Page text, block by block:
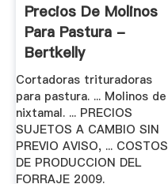
Precios De Molinos
Para Pastura -
Bertkelly
Cortadoras trituradoras
para pastura. ... Molinos de
nixtamal. ... PRECIOS
SUJETOS A CAMBIO SIN
PREVIO AVISO, ... COSTOS
DE PRODUCCION DEL
FORRAJE 2009.